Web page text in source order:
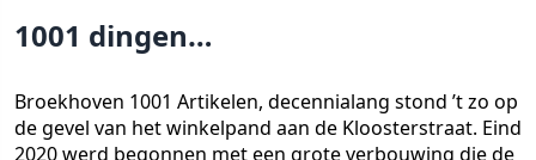
1001 dingen…
Broekhoven 1001 Artikelen, decennialang stond ’t zo op
de gevel van het winkelpand aan de Kloosterstraat. Eind
2020 werd begonnen met een grote verbouwing die de